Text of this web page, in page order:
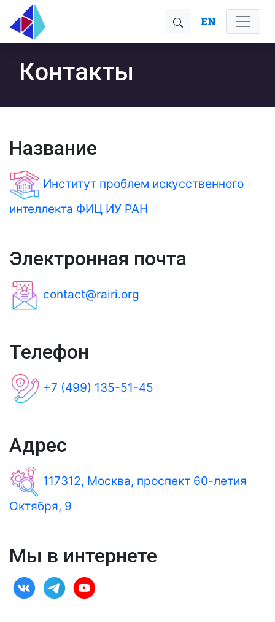
EN
Контакты
Название
Институт проблем искусственного
интеллекта ФИЦ ИУ РАН
Электронная почта
contact@rairi.org
Телефон
+7 (499) 135-51-45
Адрес
117312, Москва, проспект 60-летия
Октября, 9
Мы в интернете